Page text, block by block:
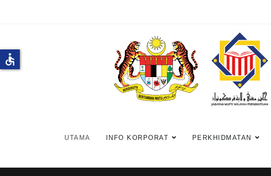
UTAMA INFO KORPORAT PERKHIDMATAN
accessible